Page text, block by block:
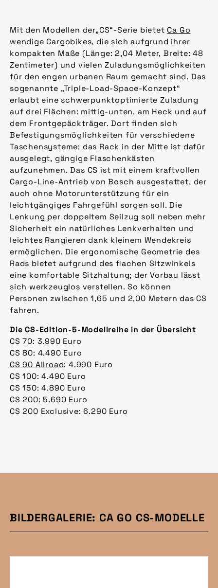
Mit den Modellen der„CS“-Serie bietet Ca Go
wendige Cargobikes, die sich aufgrund ihrer
kompakten Maße (Länge: 2,04 Meter, Breite: 48
Zentimeter) und vielen Zuladungsmöglichkeiten
für den engen urbanen Raum gemacht sind. Das
sogenannte „Triple-Load-Space-Konzept“
erlaubt eine schwerpunktoptimierte Zuladung
auf drei Flächen: mittig-unten, am Heck und auf
dem Frontgepäckträger. Dort finden sich
Befestigungsmöglichkeiten für verschiedene
Taschensysteme; das Rack in der Mitte ist dafür
ausgelegt, gängige Flaschenkästen
aufzunehmen. Das CS ist mit einem kraftvollen
Cargo-Line-Antrieb von Bosch ausgestattet, der
auch ohne Motorunterstützung für ein
leichtgängiges Fahrgefühl sorgen soll. Die
Lenkung per doppeltem Seilzug soll neben mehr
Sicherheit ein natürliches Lenkverhalten und
leichtes Rangieren dank kleinem Wendekreis
ermöglichen. Die ergonomische Geometrie des
Rads bietet aufgrund des flachen Sitzwinkels
eine komfortable Sitzhaltung; der Vorbau lässt
sich werkzeuglos verstellen. So können
Personen zwischen 1,65 und 2,00 Metern das CS
fahren.
Die CS-Edition-5-Modellreihe in der Übersicht
CS 70: 3.990 Euro
CS 80: 4.490 Euro
CS 90 Allroad: 4.990 Euro
CS 100: 4.490 Euro
CS 150: 4.890 Euro
CS 200: 5.690 Euro
CS 200 Exclusive: 6.290 Euro
BILDERGALERIE: CA GO CS-MODELLE